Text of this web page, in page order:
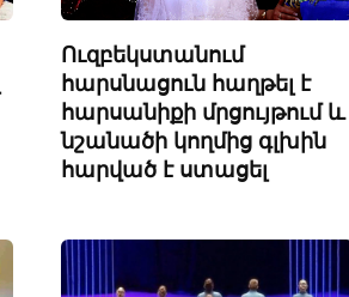
Ուզբեկստանում
հարսնացուն հաղթել է
հարսանիքի մրցույթում և
նշանածի կողմից գլխին
հարված է ստացել